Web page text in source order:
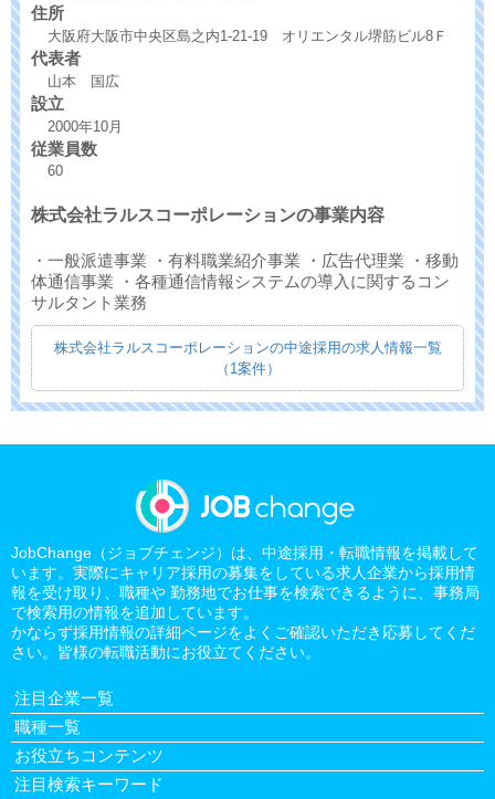
住所
大阪府大阪市中央区島之内1-21-19 オリエンタル堺筋ビル8Ｆ
代表者
山本 国広
設立
2000年10月
従業員数
60
株式会社ラルスコーポレーションの事業内容
・一般派遣事業 ・有料職業紹介事業 ・広告代理業 ・移動
体通信事業 ・各種通信情報システムの導入に関するコン
サルタント業務
株式会社ラルスコーポレーションの中途採用の求人情報一覧
（1案件）
JobChange（ジョブチェンジ）は、中途採用・転職情報を掲載して
います。実際にキャリア採用の募集をしている求人企業から採用情
報を受け取り、職種や 勤務地でお仕事を検索できるように、事務局
で検索用の情報を追加しています。
かならず採用情報の詳細ページをよくご確認いただき応募してくだ
さい。皆様の転職活動にお役立てください。
注目企業一覧
職種一覧
お役立ちコンテンツ
注目検索キーワード